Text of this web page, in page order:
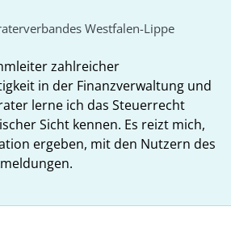
Westfalen-Lippe
zahlreicher
in der Finanzverwaltung und
lerne ich das Steuerrecht
Sicht kennen. Es reizt mich,
ergeben, mit den Nutzern des